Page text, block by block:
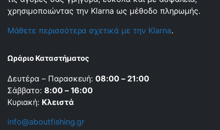
χρησιμοποιώντας την Klarna ως μέθοδο πληρωμής.
Μάθετε περισσότερα σχετικά με την Klarna.
Ωράριο Καταστήματος
Δευτέρα – Παρασκευή:08:00 – 21:00
Σάββατο: 8:00 – 16:00
Κυριακή: Κλειστά
info@aboutfishing.gr